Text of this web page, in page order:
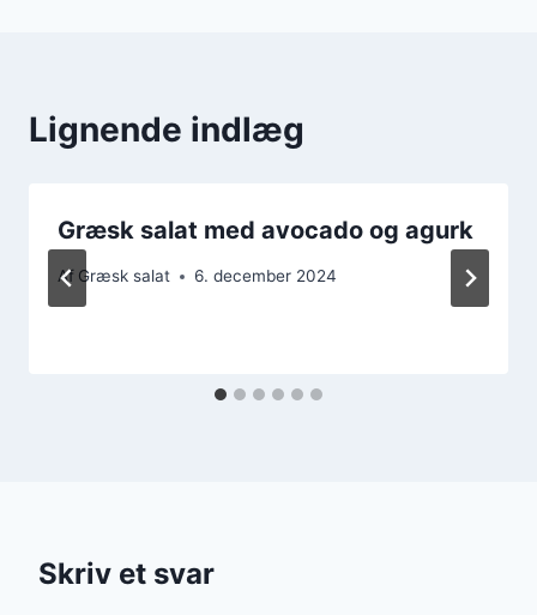
Lignende indlæg
Græsk salat med avocado og agurk
Af Græsk salat 6. december 2024
Skriv et svar